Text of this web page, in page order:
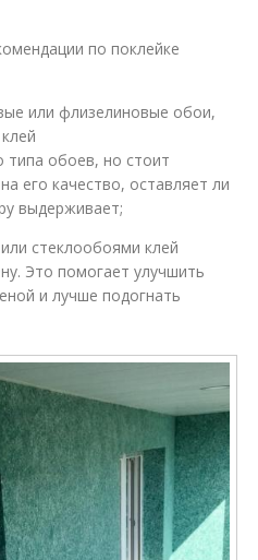
по поклейке
или флизелиновые обои,
типа обоев, но стоит
его качество, оставляет ли
выдерживает;
стеклообоями клей
Это помогает улучшить
и лучше подогнать